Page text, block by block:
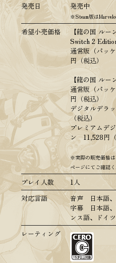
発売日
発売中
※Steam版は
希望小売価格
【龍の国 ルー
Switch 2
通常版（パッ
円（税込）
【龍の国 ルー
通常版（パッ
円（税込）
デジタルデラ
（税込）
プレミアムデ
ン 11,528円（
※実際の販売価格
ページにてご確認く
プレイ人数
1人
対応言語
音声 日本語
字幕 日本語、
ンス語、ドイ
レーティング